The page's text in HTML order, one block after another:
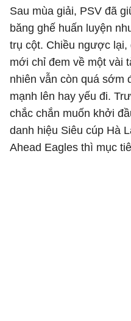
Sau mùa giải, PSV đã
băng ghế huấn luyện
trụ cột. Chiều ngược lại,
mới chỉ đem về một vài
nhiên vẫn còn quá sớm
mạnh lên hay yếu đi.
chắc chắn muốn khởi
danh hiệu Siêu cúp Hà
Ahead Eagles thì mục